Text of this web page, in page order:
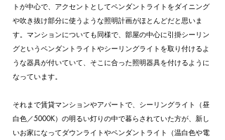
トが中心で、アクセントとしてペンダントライトをダイニング
や吹き抜け部分に使うような照明計画がほとんどだと思いま
す。マンションについても同様で、部屋の中心に引掛シーリン
グというペンダントライトやシーリングライトを取り付けるよ
うな器具が付いていて、そこに合った照明器具を付けるように
なっています。
それまで賃貸マンションやアパートで、シーリングライト（昼
白色／5000K）の明るい灯りの中で暮らされていた方が、新し
いお家になってダウンライトやペンダントライト（温白色や電